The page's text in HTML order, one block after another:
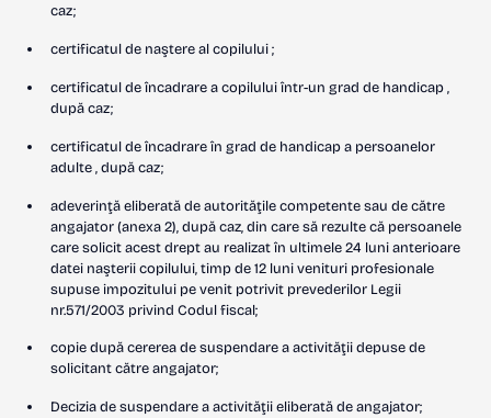
caz;
certificatul de naştere al copilului ;
certificatul de încadrare a copilului într-un grad de handicap ,
după caz;
certificatul de încadrare în grad de handicap a persoanelor
adulte , după caz;
adeverinţă eliberată de autorităţile competente sau de către
angajator (anexa 2), după caz, din care să rezulte că persoanele
care solicit acest drept au realizat în ultimele 24 luni anterioare
datei naşterii copilului, timp de 12 luni venituri profesionale
supuse impozitului pe venit potrivit prevederilor Legii
nr.571/2003 privind Codul fiscal;
copie după cererea de suspendare a activităţii depuse de
solicitant către angajator;
Decizia de suspendare a activităţii eliberată de angajator;